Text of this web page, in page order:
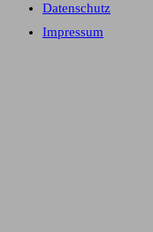
Datenschutz
Impressum